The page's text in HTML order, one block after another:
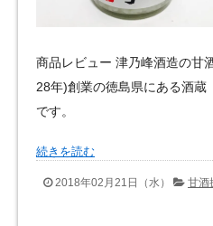
商品レビュー 津乃峰酒造の甘
28年)創業の徳島県にある酒蔵
です。
続きを読む
2018年02月21日（水） 甘酒